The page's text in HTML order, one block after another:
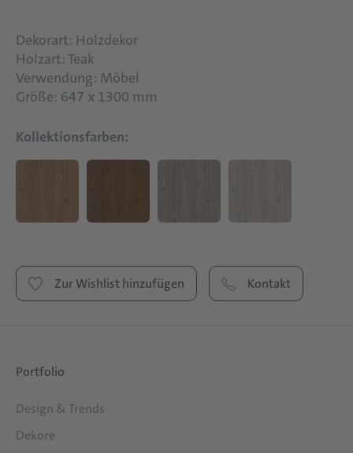
Dekorart: Holzdekor
Holzart: Teak
Verwendung: Möbel
Größe: 647 x 1300 mm
Kollektionsfarben:
Zur Wishlist hinzufügen Kontakt
Portfolio
Design & Trends
Dekore